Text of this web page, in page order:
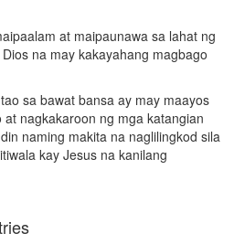
at maipaunawa sa lahat ng
na may kakayahang magbago
sa bawat bansa ay may maayos
nagkakaroon ng mga katangian
naming makita na naglilingkod sila
kay Jesus na kanilang